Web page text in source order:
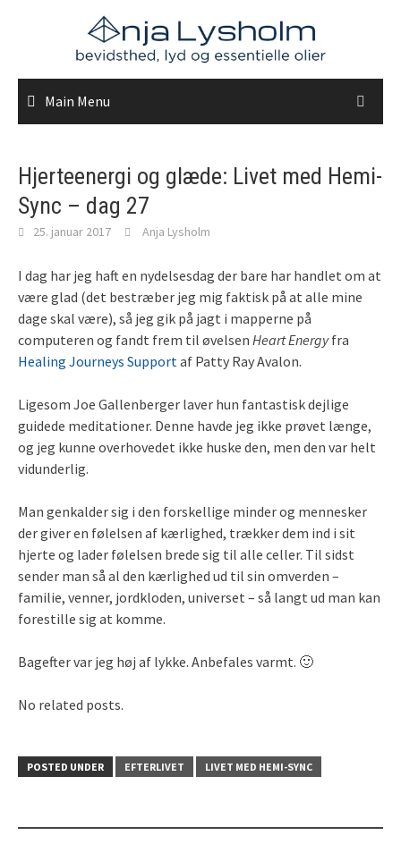
Main Menu
Hjerteenergi og glæde: Livet med Hemi-
Sync – dag 27
25. januar 2017 Anja Lysholm
I dag har jeg haft en nydelsesdag der bare har handlet om at
være glad (det bestræber jeg mig faktisk på at alle mine
dage skal være), så jeg gik på jagt i mapperne på
computeren og fandt frem til øvelsen Heart Energyfra
Healing Journeys Supportaf Patty Ray Avalon.
Ligesom Joe Gallenberger laver hun fantastisk dejlige
guidede meditationer. Denne havde jeg ikke prøvet længe,
og jeg kunne overhovedet ikke huske den, men den var helt
vidunderlig.
Man genkalder sig i den forskellige minder og mennesker
der giver en følelsen af kærlighed, trækker dem ind i sit
hjerte og lader følelsen brede sig til alle celler. Til sidst
sender man så al den kærlighed ud til sin omverden –
familie, venner, jordkloden, universet – så langt ud man kan
forestille sig at komme.
Bagefter var jeg høj af lykke. Anbefales varmt. 🙂
No related posts.
POSTED UNDER EFTERLIVET LIVET MED HEMI-SYNC